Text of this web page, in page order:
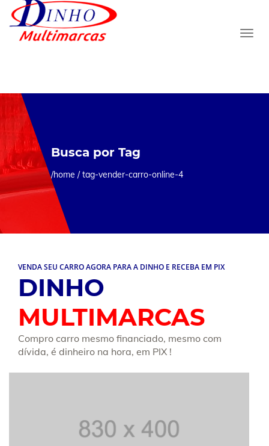
Busca por Tag
/home / tag-vender-carro-online-4
VENDA SEU CARRO AGORA PARA A DINHO E RECEBA EM PIX
DINHO
MULTIMARCAS
Compro carro mesmo financiado, mesmo com
dívida, é dinheiro na hora, em PIX !